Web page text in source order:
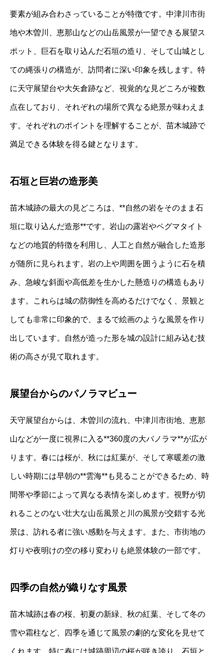
要素が組み合わさっていることが特徴です。中津川市街
地や木曽川、恵那山などの山岳風景が一望できる展望ス
ポット、巨石を取り込んだ石垣の造り、そして山城とし
ての縄張りの構造が、訪問者に深い印象を残します。特
に天守展望台や大矢倉跡など、視覚的な見どころが複数
点在しており、それぞれの場所で異なる絶景が味わえま
す。それぞれのポイントを理解することが、苗木城跡で
満足できる体験を得る鍵となります。
石垣と巨岩の造形美
苗木城跡の最大の見どころは、**自然の岩をそのまま石
垣に取り込んだ造形**です。岩山の露岩やペグマタイト
などの地質的特徴を利用し、人工と自然が融合した造形
が随所に見られます。岩の上や周囲を囲うように石を積
み、急峻な斜面や高低差を生かした懸造りの構造もあり
ます。これらは城の防御性を高めるだけでなく、景観と
しても非常に印象的で、まるで絵画のような風景を作り
出しています。自然が造った形を城の設計に組み込む技
術の高さが見て取れます。
展望台からのパノラマビュー
天守展望台からは、木曽川の流れ、中津川市街地、恵那
山などが一度に視界に入る**360度の大パノラマ**が広が
ります。春には桜が、秋には紅葉が、そして寒暖差の激
しい時期には早朝の**雲海**も見ることができるため、時
間帯や季節によって異なる表情を楽しめます。視野が切
れることのない壮大な山岳風景と川の風景が交錯する光
景は、訪れる者に強い感動を与えます。また、市街地の
灯りや夜明けの空の移り変わりも絶景体験の一部です。
四季の自然が織りなす風景
苗木城跡は春の桜、初夏の新緑、秋の紅葉、そして冬の
雪や霜柱など、四季を通じて風景の劇的な変化を見せて
くれます。特に春には城跡周辺の桜が咲き誇り、石垣と